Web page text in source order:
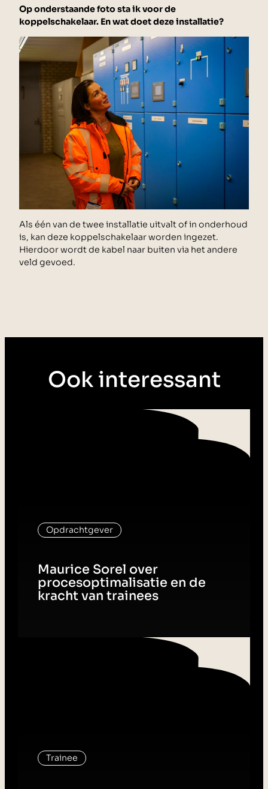
Op onderstaande foto sta ik voor de
koppelschakelaar. En wat doet deze installatie?
Als één van de twee installatie uitvalt of in onderhoud
is, kan deze koppelschakelaar worden ingezet.
Hierdoor wordt de kabel naar buiten via het andere
veld gevoed.
Ook interessant
Opdrachtgever
Maurice Sorel over
procesoptimalisatie en de
kracht van trainees
Trainee